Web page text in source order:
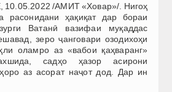
/АМИТ «Ховар»/. Нигоҳ
расонидани ҳақиқат дар бораи
Ватанӣ вазифаи муқаддас
зеро ҷанговари озодихоҳи
оламро аз «вабои қаҳваранг»
садҳо ҳазор асирони
аз асорат наҷот дод. Дар ин